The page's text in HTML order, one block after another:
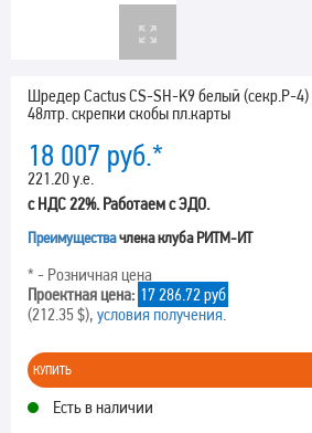
Шредер Cactus CS-SH-K9 белый (секр.P-
48лтр. скрепки скобы пл.карты
18 007 руб.*
221.20 у.е.
с НДС 22%. Работаем с ЭДО.
Преимуществачлена клуба РИТМ-ИТ
* - Розничная цена
Проектная цена: 17 286.72 руб
(212.35 $), условия получения.
КУПИТЬ
Есть в наличии